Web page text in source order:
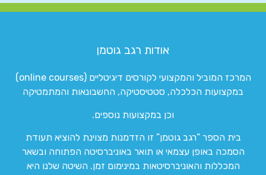
אודות רגב גוטמן
המרכז המוביל והמקצועי לקורסים דיגיטליים (online courses)
במקצועות הכלכלה, סטטיסטיקה, החשבונאות והמתמטיקה
וכן במקצועות נוספים.
בית הספר “רגב גוטמן” זו הזדמנות מצוינת להוציא תעודת
הסמכה באופן עצמאי או תואר באוניברסיטה הפתוחה ובשאר
המכללות והאוניברסיטאות במינימום זמן. השיטה שלנו היא